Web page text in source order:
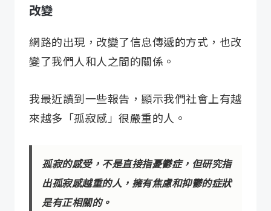
改變
網路的出現，改變了信息傳遞的方式，也改
變了我們人和人之間的關係。
我最近讀到一些報告，顯示我們社會上有越
來越多「孤寂感」很嚴重的人。
孤寂的感受，不是直接指憂鬱症，但研究指
出孤寂感越重的人，擁有焦慮和抑鬱的症狀
是有正相關的。